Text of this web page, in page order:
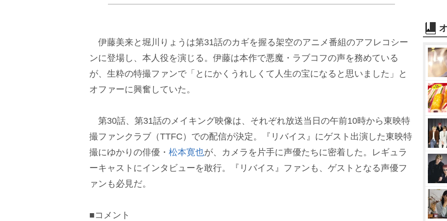
伊藤美来と堀川りょうは第31話のカギを握る架空のアニメ番組のアフレコシー
ンに登場し、本人役を演じる。伊藤は本作で悪魔・ラブコフの声を務めている
が、生粋の特撮ファンで「とにかくうれしくて人生の宝になると思いました」と
オファーに興奮していた。
第30話、第31話のメイキング映像は、それぞれ放送当日の午前10時から東映特
撮ファンクラブ（TTFC）での配信が決定。『リバイス』にゲスト出演した東映特
撮にゆかりの俳優・ 松本寛也が、カメラを片手に声優たちに密着した。レギュラ
ーキャストにインタビューを敢行。『リバイス』ファンも、ゲストとなる声優フ
ァンも必見だ。
■コメント